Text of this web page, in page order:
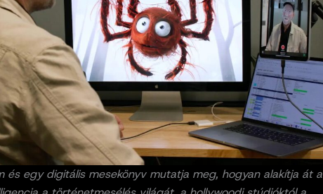
és egy digitális mesekönyv mutatja meg, hogyan alakítja át a